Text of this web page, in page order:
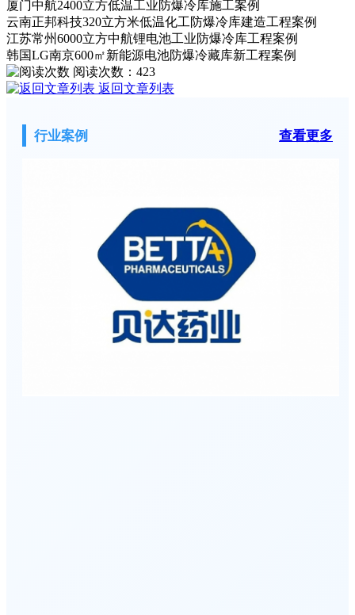
厦门中航2400立方低温工业防爆冷库施工案例
云南正邦科技320立方米低温化工防爆冷库建造工程案例
江苏常州6000立方中航锂电池工业防爆冷库工程案例
韩国LG南京600㎡新能源电池防爆冷藏库新工程案例
阅读次数： 423
返回文章列表
行业案例 查看更多